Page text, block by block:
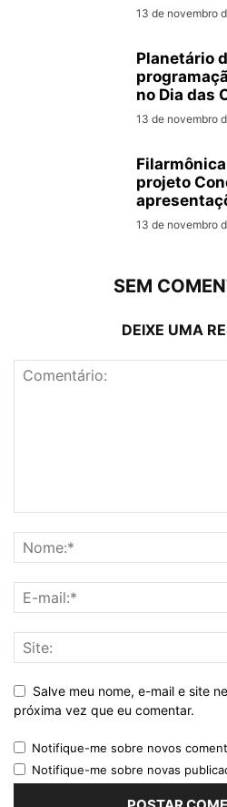
13 de novembro
Planetário
no Dia das
13 de novembro
projeto
13 de novembro
SEM
DEIXE UMA
Salve meu nome, e-mail e site
próxima vez que eu comentar.
Notifique-me sobre novos
Notifique-me sobre novas